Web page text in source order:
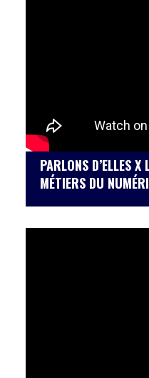
PARLONS D’ELLES X
MÉTIERS DU